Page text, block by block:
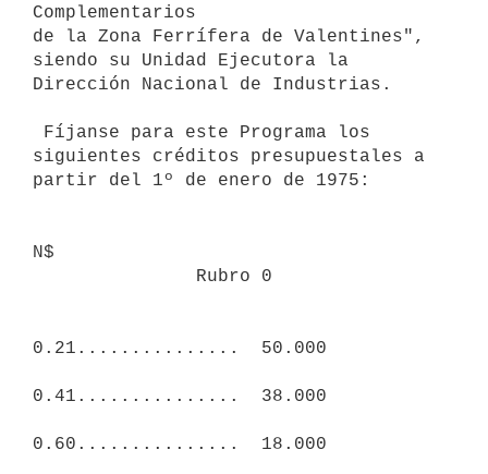
Complementarios
de la Zona Ferrífera de Valentines",
siendo su Unidad Ejecutora la
Dirección Nacional de Industrias.
siguientes créditos presupuestales a
partir del 1º de enero de 1975:
N$
0.21...............  50.000
0.41...............  38.000
0.60...............  18.000